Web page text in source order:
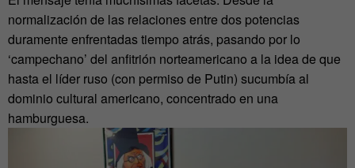
normalización de las relaciones entre dos potencias
duramente enfrentadas tiempo atrás, pasando por lo
‘campechano’ del anfitrión norteamericano a la idea de que
hasta el líder ruso (con permiso de Putin) sucumbía al
dominio cultural americano, concentrado en una
hamburguesa.